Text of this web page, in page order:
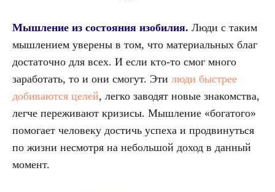
Мышление из состояния изобилия. Люди с таким
мышлением уверены в том, что материальных благ
достаточно для всех. И если кто-то смог много
заработать, то и они смогут. Эти люди быстрее
добиваются целей, легко заводят новые знакомства,
легче переживают кризисы. Мышление «богатого»
помогает человеку достичь успеха и продвинуться
по жизни несмотря на небольшой доход в данный
момент.